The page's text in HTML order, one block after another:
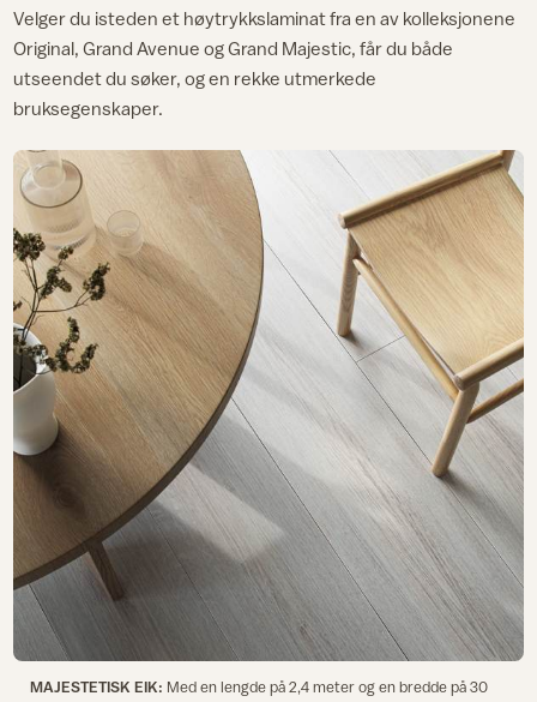
Velger du isteden et høytrykkslaminat fra en av kolleksjonene
Original, Grand Avenue og Grand Majestic, får du både
utseendet du søker, og en rekke utmerkede
bruksegenskaper.
MAJESTETISK EIK: Med en lengde på 2,4 meter og en bredde på 30